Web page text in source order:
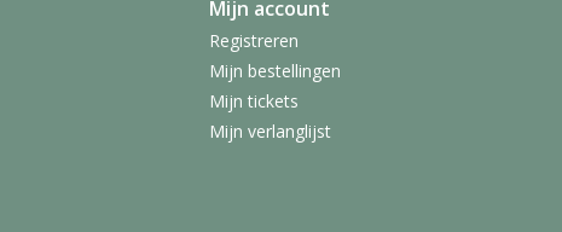
Mijn account
Registreren
Mijn bestellingen
Mijn tickets
Mijn verlanglijst